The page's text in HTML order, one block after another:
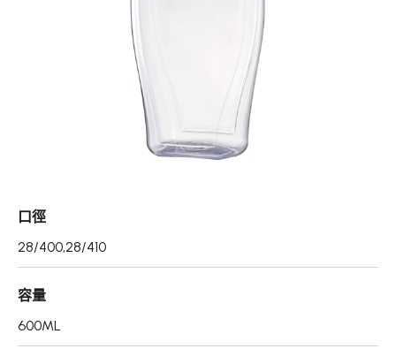
口徑
28/400,28/410
容量
600ML
真空瓶/乳霜罐/肥皂盒
噴霧頭/隨身瓶/滾珠瓶
再生塑膠產品
應用領域